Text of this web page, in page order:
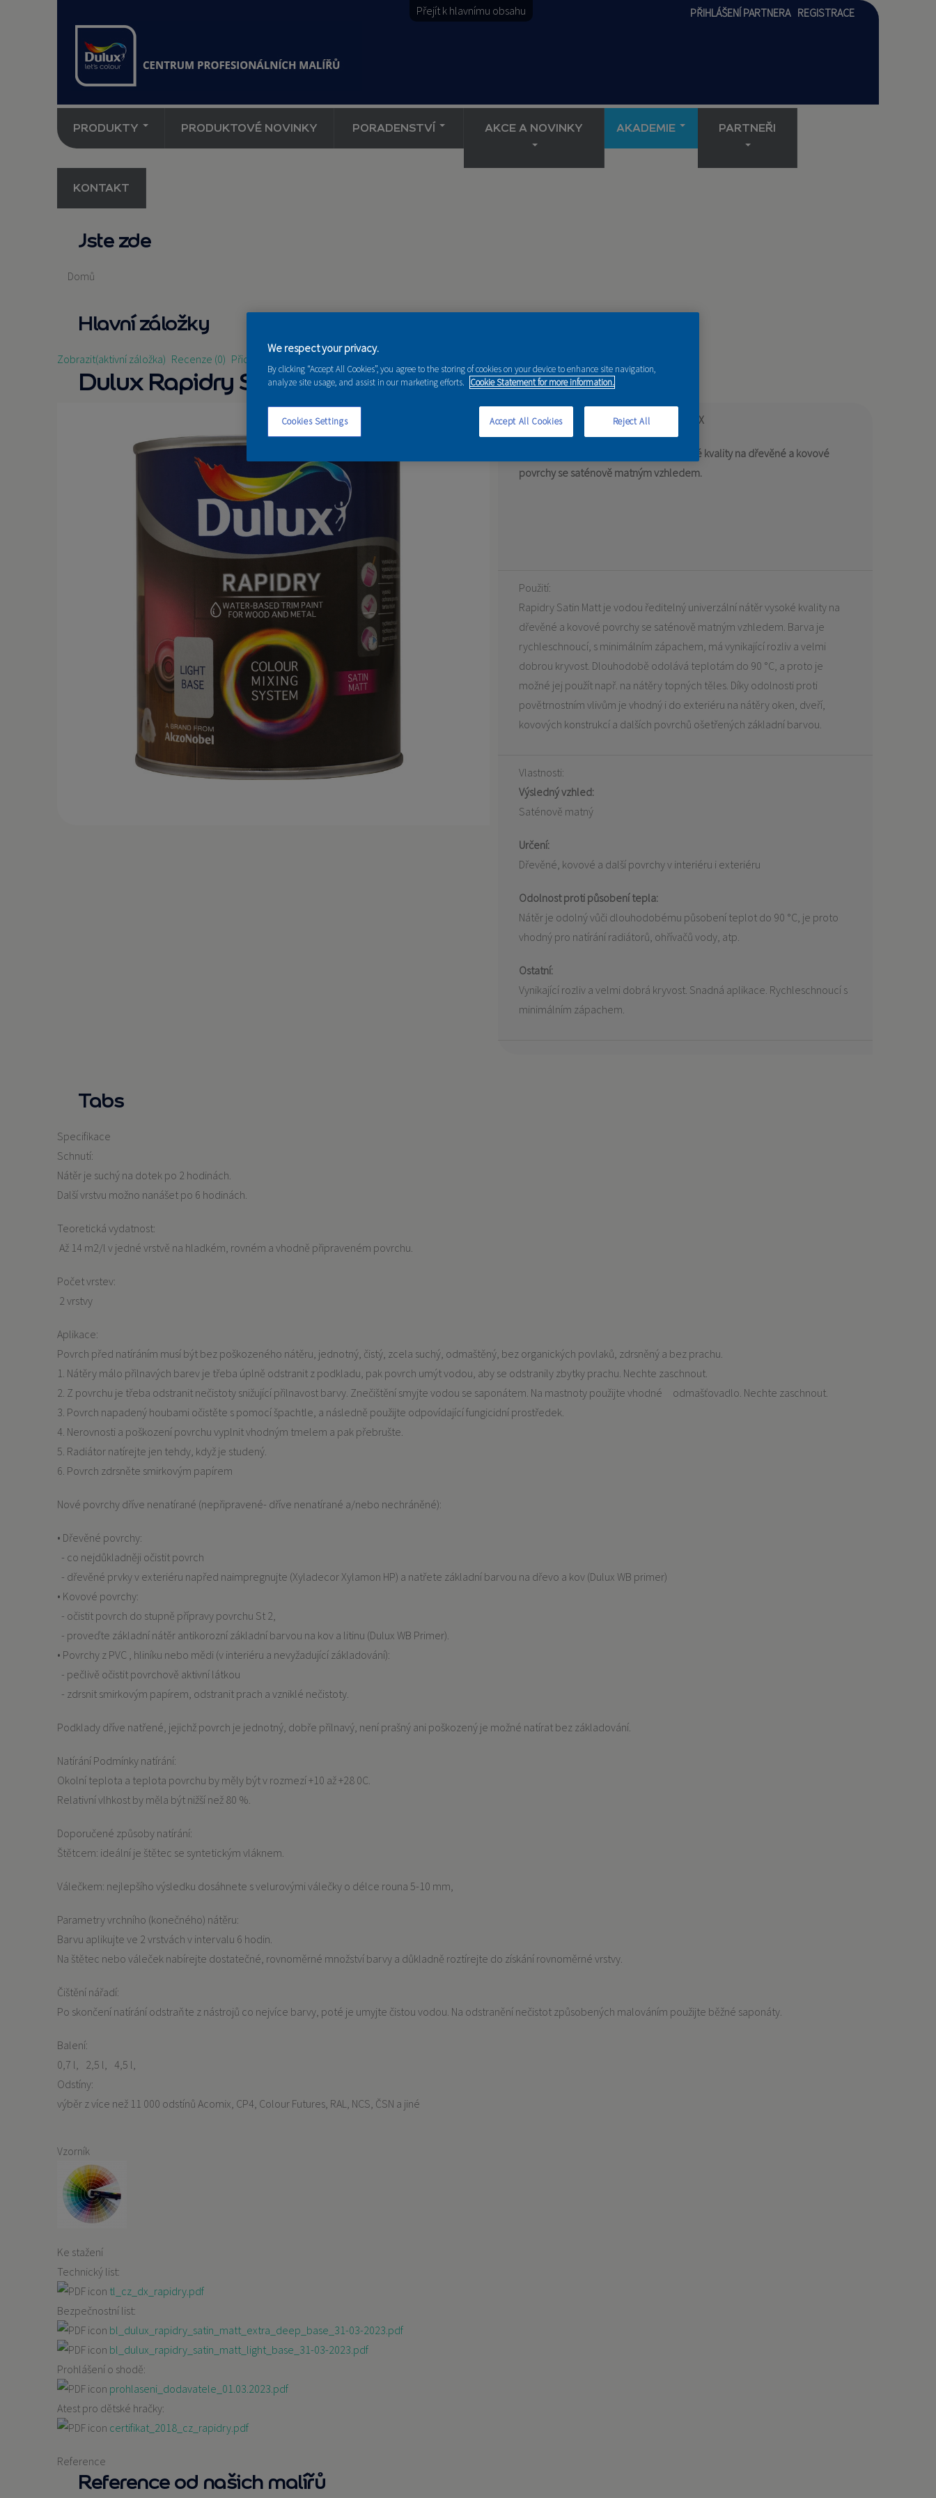
Přejít k hlavnímu obsahu PŘIHLÁŠENÍ PARTNERA REGISTRACE
PRODUKTY PRODUKTOVÉ NOVINKY PORADENSTVÍ AKCE A NOVINKY AKADEMIE PARTNEŘI
KONTAKT
Jste zde
Domů
Hlavní záložky
Zobrazit(aktivní záložka) Recenze (0) Přidat recenzi
Dulux Rapidry Satin Matt
Barva určená pro tónovací systém DULUX
Vodou ředitelný univerzální nátěr vysoké kvality na dřevěné a kovové
povrchy se saténově matným vzhledem.
Použití:
Rapidry Satin Matt je vodou ředitelný univerzální nátěr vysoké kvality na
dřevěné a kovové povrchy se saténově matným vzhledem. Barva je
rychleschnoucí, s minimálním zápachem, má vynikající rozliv a velmi
dobrou kryvost. Dlouhodobě odolává teplotám do 90 °C, a proto je
možné jej použít např. na nátěry topných těles. Díky odolnosti proti
povětrnostním vlivům je vhodný i do exteriéru na nátěry oken, dveří,
kovových konstrukcí a dalších povrchů ošetřených základní barvou.
Vlastnosti:
Výsledný vzhled:
Saténově matný
Určení:
Dřevěné, kovové a další povrchy v interiéru i exteriéru
Odolnost proti působení tepla:
Nátěr je odolný vůči dlouhodobému působení teplot do 90 °C, je proto
vhodný pro natírání radiátorů, ohřívačů vody, atp.
Ostatní:
Vynikající rozliv a velmi dobrá kryvost. Snadná aplikace. Rychleschnoucí s
minimálním zápachem.
Tabs
Specifikace
Schnutí:
Nátěr je suchý na dotek po 2 hodinách.
Další vrstvu možno nanášet po 6 hodinách.
Teoretická vydatnost:
Až 14 m2/l v jedné vrstvě na hladkém, rovném a vhodně připraveném povrchu.
Počet vrstev:
2 vrstvy
Aplikace:
Povrch před natíráním musí být bez poškozeného nátěru, jednotný, čistý, zcela suchý, odmaštěný, bez organických povlaků, zdrsněný a bez prachu.
1. Nátěry málo přilnavých barev je třeba úplně odstranit z podkladu, pak povrch umýt vodou, aby se odstranily zbytky prachu. Nechte zaschnout.
2. Z povrchu je třeba odstranit nečistoty snižující přilnavost barvy. Znečištění smyjte vodou se saponátem. Na mastnoty použijte vhodné odmašťovadlo. Nechte zaschnout.
3. Povrch napadený houbami očistěte s pomocí špachtle, a následně použijte odpovídající fungicidní prostředek.
4. Nerovnosti a poškození povrchu vyplnit vhodným tmelem a pak přebrušte.
5. Radiátor natírejte jen tehdy, když je studený.
6. Povrch zdrsněte smirkovým papírem
Nové povrchy dříve nenatírané (nepřipravené- dříve nenatírané a/nebo nechráněné):
• Dřevěné povrchy:
- co nejdůkladněji očistit povrch
- dřevěné prvky v exteriéru napřed naimpregnujte (Xyladecor Xylamon HP) a natřete základní barvou na dřevo a kov (Dulux WB primer)
• Kovové povrchy:
- očistit povrch do stupně přípravy povrchu St 2,
- proveďte základní nátěr antikorozní základní barvou na kov a litinu (Dulux WB Primer).
• Povrchy z PVC , hliníku nebo mědi (v interiéru a nevyžadující základování):
- pečlivě očistit povrchově aktivní látkou
- zdrsnit smirkovým papírem, odstranit prach a vzniklé nečistoty.
Podklady dříve natřené, jejichž povrch je jednotný, dobře přilnavý, není prašný ani poškozený je možné natírat bez základování.
Natírání Podmínky natírání:
Okolní teplota a teplota povrchu by měly být v rozmezí +10 až +28 0C.
Relativní vlhkost by měla být nižší než 80 %.
Doporučené způsoby natírání:
Štětcem: ideální je štětec se syntetickým vláknem.
Válečkem: nejlepšího výsledku dosáhnete s velurovými válečky o délce rouna 5-10 mm,
Parametry vrchního (konečného) nátěru:
Barvu aplikujte ve 2 vrstvách v intervalu 6 hodin.
Na štětec nebo váleček nabírejte dostatečné, rovnoměrné množství barvy a důkladně roztírejte do získání rovnoměrné vrstvy.
Čištění nářadí:
Po skončení natírání odstraňte z nástrojů co nejvíce barvy, poté je umyjte čistou vodou. Na odstranění nečistot způsobených malováním použijte běžné saponáty.
Balení:
0,7 l
2,5 l
4,5 l
Odstíny:
výběr z více než 11 000 odstínů Acomix, CP4, Colour Futures, RAL, NCS, ČSN a jiné
Vzorník
Ke stažení
Technický list:
tl_cz_dx_rapidry.pdf
Bezpečnostní list:
bl_dulux_rapidry_satin_matt_extra_deep_base_31-03-2023.pdf
bl_dulux_rapidry_satin_matt_light_base_31-03-2023.pdf
Prohlášení o shodě:
prohlaseni_dodavatele_01.03.2023.pdf
Atest pro dětské hračky:
certifikat_2018_cz_rapidry.pdf
Reference
Reference od našich malířů
We respect your privacy.
By clicking “Accept All Cookies”, you agree to the storing of cookies on your device to enhance site navigation,
analyze site usage, and assist in our marketing efforts. Cookie Statement for more information.
Cookies Settings Reject All
Accept All Cookies